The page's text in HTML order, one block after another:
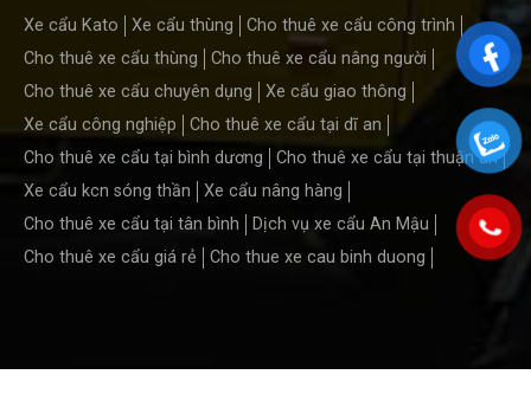
Xe cẩu Kato Xe cẩu thùng
Cho thuê xe cẩu công trình
Cho thuê xe cẩu thùng
Cho thuê xe cẩu nâng người
Cho thuê xe cẩu chuyên dụng
Xe cẩu giao thông
Xe cẩu công nghiệp
Cho thuê xe cẩu tại dĩ an
Cho thuê xe cẩu tại bình dương
Cho thuê xe cẩu tại thuận an
Xe cẩu kcn sóng thần
Xe cẩu nâng hàng
Cho thuê xe cẩu tại tân bình
Dịch vụ xe cẩu An Mậu
Cho thuê xe cẩu giá rẻ
Cho thue xe cau binh duong